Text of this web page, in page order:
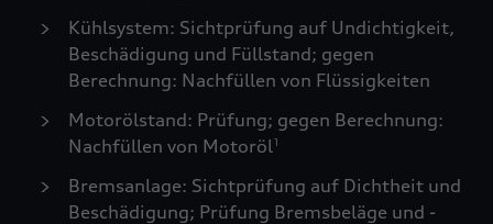
Kühlsystem: Sichtprüfung auf Undichtigkeit,
Beschädigung und Füllstand; gegen
Berechnung: Nachfüllen von Flüssigkeiten
Motorölstand: Prüfung; gegen Berechnung:
Nachfüllen von Motoröl1
Bremsanlage: Sichtprüfung auf Dichtheit und
Beschädigung; Prüfung Bremsbeläge und -